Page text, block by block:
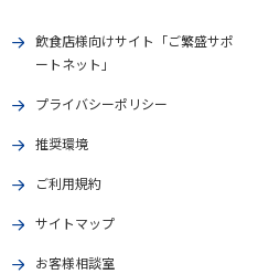
飲食店様向けサイト「ご繁盛サポ
ートネット」
プライバシーポリシー
推奨環境
ご利用規約
サイトマップ
お客様相談室